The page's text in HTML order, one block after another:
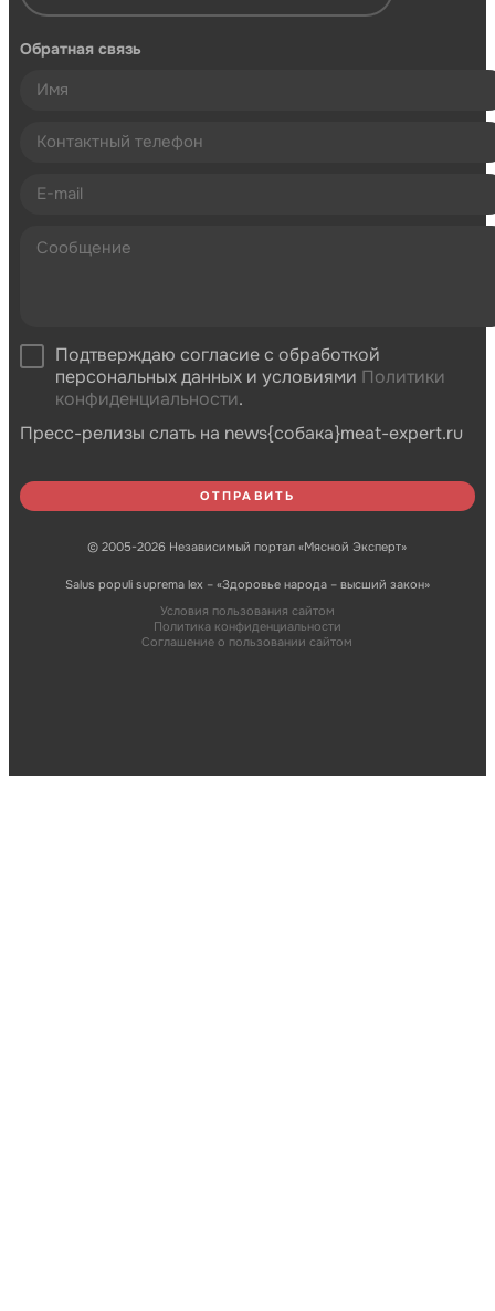
Обратная связь
Подтверждаю согласие с обработкой
персональных данных и условиями Политики
конфиденциальности.
Пресс-релизы слать на news{собака}meat-expert.ru
© 2005-2026 Независимый портал «Мясной Эксперт»
Salus populi suprema lex – «Здоровье народа – высший закон»
Условия пользования сайтом
Политика конфиденциальности
Соглашение о пользовании сайтом